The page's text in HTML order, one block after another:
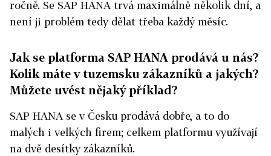
ročně. Se SAP HANA trvá maximálně několik dní, a
není ji problém tedy dělat třeba každý měsíc.
Jak se platforma SAP HANA prodává u nás?
Kolik máte v tuzemsku zákazníků a jakých?
Můžete uvést nějaký příklad?
SAP HANA se v Česku prodává dobře, a to do
malých i velkých firem; celkem platformu využívají
na dvě desítky zákazníků.